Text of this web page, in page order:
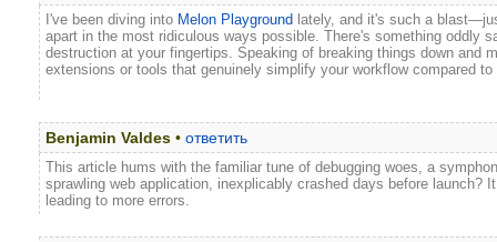
I've been diving into Melon Playground lately, and it's such a
apart in the most ridiculous ways possible. There's something oddly
destruction at your fingertips. Speaking of breaking things down and
extensions or tools that genuinely simplify your workflow compared
Benjamin Valdes • ответить
This article hums with the familiar tune of debugging woes, a
sprawling web application, inexplicably crashed days before launch?
leading to more errors.